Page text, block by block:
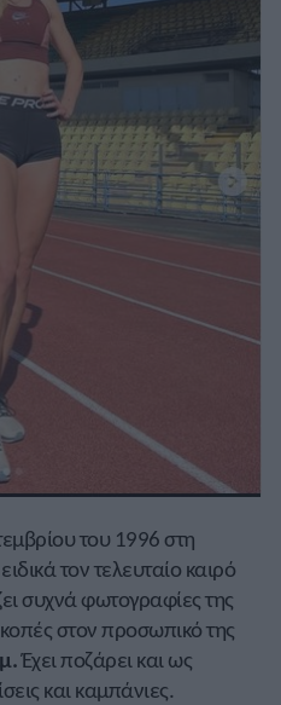
του 1996 στη
τον τελευταίο καιρό
συχνά φωτογραφίες της
στον προσωπικό της
Έχει ποζάρει και ως
και καμπάνιες.